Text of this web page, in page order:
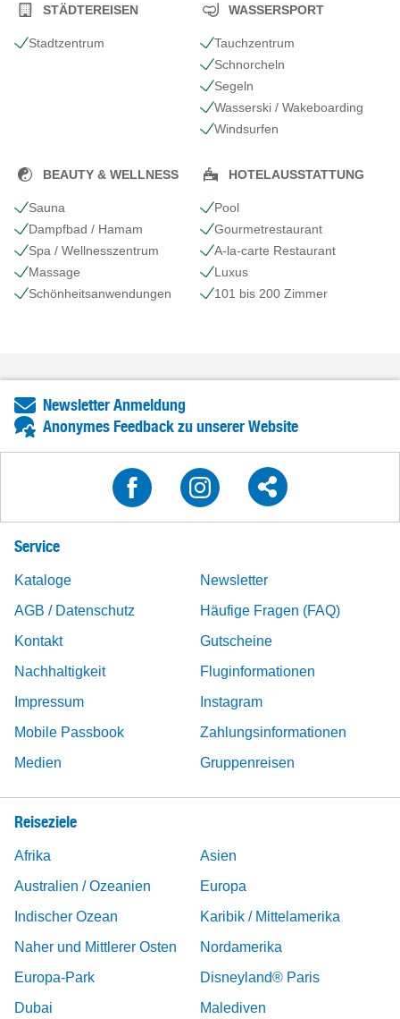
STÄDTEREISEN
Stadtzentrum
WASSERSPORT
Tauchzentrum
Schnorcheln
Segeln
Wasserski / Wakeboarding
Windsurfen
BEAUTY & WELLNESS
Sauna
Dampfbad / Hamam
Spa / Wellnesszentrum
Massage
Schönheits​anwendungen
HOTELAUSSTATTUNG
Pool
Gourmetrestaurant
A-la-carte Restaurant
Luxus
101 bis 200 Zimmer
Newsletter Anmeldung
Anonymes Feedback zu unserer Website
Service
Kataloge
Newsletter
AGB / Datenschutz
Häufige Fragen (FAQ)
Kontakt
Gutscheine
Nachhaltigkeit
Fluginformationen
Impressum
Instagram
Mobile Passbook
Zahlungsinformationen
Medien
Gruppenreisen
Reiseziele
Afrika
Asien
Australien / Ozeanien
Europa
Indischer Ozean
Karibik / Mittelamerika
Naher und Mittlerer Osten
Nordamerika
Europa-Park
Disneyland® Paris
Dubai
Malediven